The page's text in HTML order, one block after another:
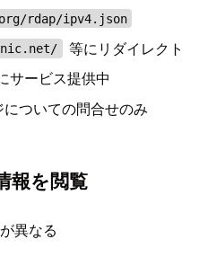
rdap/ipv4.json
等にリダイレクト
サービス提供中
ついての問合せのみ
報を閲覧
異なる